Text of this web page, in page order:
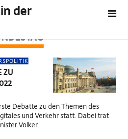
der
ZU
Debatte zu den Themen des
und Verkehr statt. Dabei trat
Volker…